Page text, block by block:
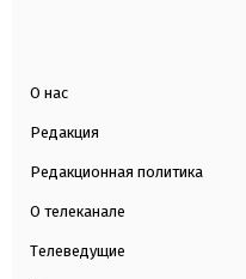
О нас
Редакция
Редакционная политика
О телеканале
Телеведущие